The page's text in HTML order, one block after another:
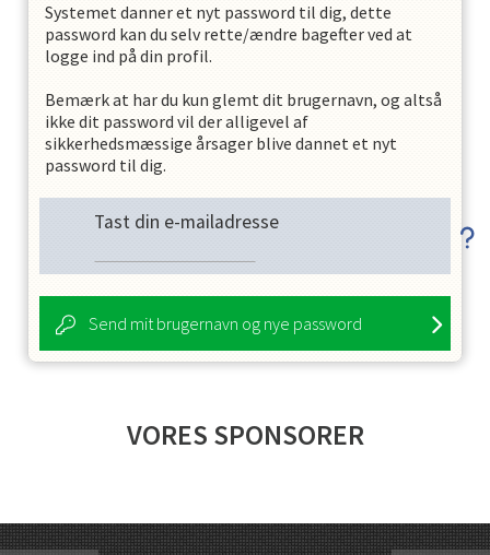
Systemet danner et nyt password til dig, dette
password kan du selv rette/ændre bagefter ved at
logge ind på din profil.
Bemærk at har du kun glemt dit brugernavn, og altså
ikke dit password vil der alligevel af
sikkerhedsmæssige årsager blive dannet et nyt
password til dig.
Tast din e-mailadresse
Send mit brugernavn og nye password
VORES SPONSORER